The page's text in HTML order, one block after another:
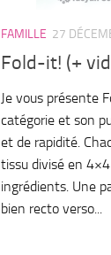
FAMILLE 27
Fold-it! (+
Je vous présente
catégorie et son
et de rapidité.
tissu divisé en
ingrédients. Une
bien recto verso...